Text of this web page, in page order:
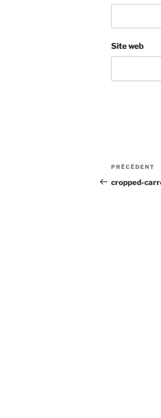
Site web
de
Article
précédent
PRÉCÉDENT
cropped-